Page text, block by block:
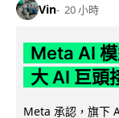
Vin 20 小時
Meta AI
大 AI 巨頭
Meta 承認，旗下